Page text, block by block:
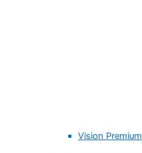
Vision Premium